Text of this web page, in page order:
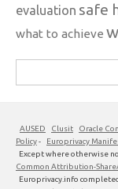
evaluation safe
what to achieve
per:
AUSED Clusit Oracle
Policy-
Europrivacy
Except where otherwise
Common Attribution-
Europrivacy.info